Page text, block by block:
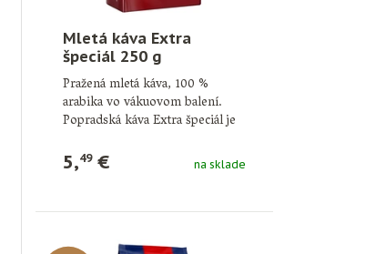
Mletá káva Extra
špeciál 250 g
Pražená mletá káva, 100 %
arabika vo vákuovom balení.
Popradská káva Extra špeciál je
5,49€ na sklade